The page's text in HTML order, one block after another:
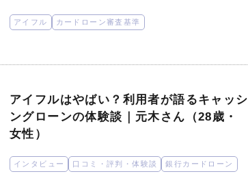
アイフル カードローン審査基準
アイフルはやばい？利用者が語るキャッシ
ングローンの体験談｜元木さん（28歳・
女性）
インタビュー 口コミ・評判・体験談 銀行カードローン